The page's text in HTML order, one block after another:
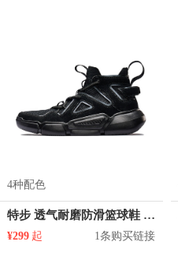
4种配色
特步 透气耐磨防滑篮球鞋 880119120087
¥299 起 1条购买链接